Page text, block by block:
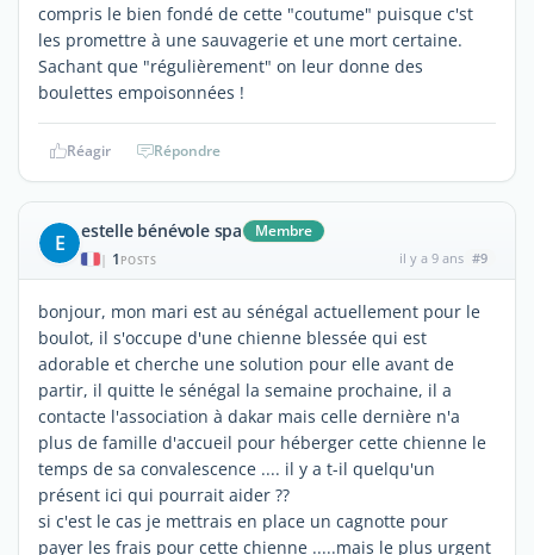
compris le bien fondé de cette "coutume" puisque c'st
les promettre à une sauvagerie et une mort certaine.
Sachant que "régulièrement" on leur donne des
boulettes empoisonnées !
Réagir Répondre
E estelle bénévole spa Membre
| 1 POSTS il y a 9 ans #9
bonjour, mon mari est au sénégal actuellement pour le
boulot, il s'occupe d'une chienne blessée qui est
adorable et cherche une solution pour elle avant de
partir, il quitte le sénégal la semaine prochaine, il a
contacte l'association à dakar mais celle dernière n'a
plus de famille d'accueil pour héberger cette chienne le
temps de sa convalescence .... il y a t-il quelqu'un
présent ici qui pourrait aider ??
si c'est le cas je mettrais en place un cagnotte pour
payer les frais pour cette chienne .....mais le plus urgent